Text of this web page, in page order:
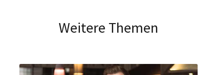
Weitere Themen